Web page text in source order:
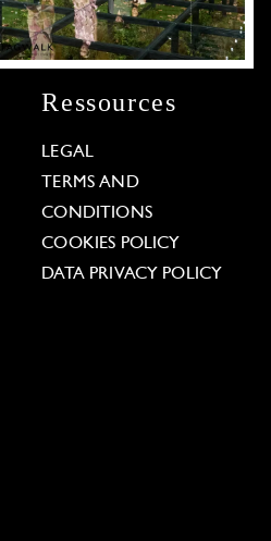
Ressources
LEGAL
TERMS AND
CONDITIONS
COOKIES POLICY
DATA PRIVACY POLICY